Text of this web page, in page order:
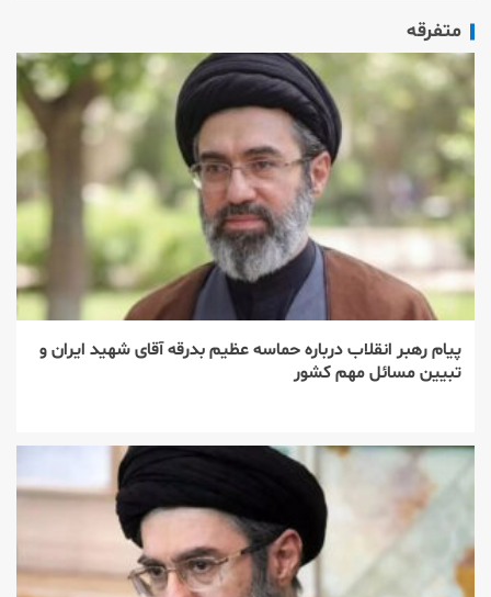
متفرقه
پیام رهبر انقلاب درباره حماسه عظیم بدرقه آقای شهید ایران و
تبیین مسائل مهم کشور